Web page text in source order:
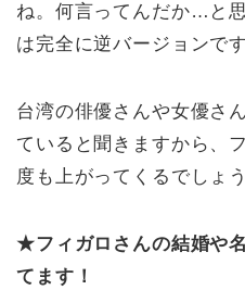
ね。何言ってんだか…と
は完全に逆バージョンです
台湾の俳優さんや女優さ
ていると聞きますから、
度も上がってくるでしょう
★フィガロさんの結婚や
てます！